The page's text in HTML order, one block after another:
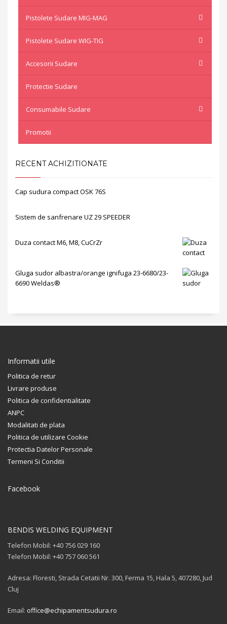
Pistolete Sudare MIG-MAG
Pistolete Sudare WIG-TIG
Accesorii Sudare
Protectie Sudare
Consumabile Sudare
Promotii
RECENT ACHIZITIONATE
Cap sudura compact OSK 76S
Sistem de sanfrenare UZ 29 SPEEDER
Duza contact M6, M8, CuCrZr
Gluga sudor albastra/orange ignifuga 23-6680/23-
6690 Weldas®
Informatii utile
Politica de retur
Livrare produse
Politica de confidentialitate
ANPC
Modalitati de plata
Politica de utilizare Cookie
Protectia Datelor Personale
Termeni Si Conditii
Facebook
BENDIS WELDING EQUIPMENT
Telefon Mobil: +40 756 029 160
Telefon Mobil: +40 757 060 561
Adresa: Floresti, Strada Cetatii Nr. 300, Ferma 15, Hala 5, 407280, Jud
Cluj
Email: office@echipamentsudura.ro